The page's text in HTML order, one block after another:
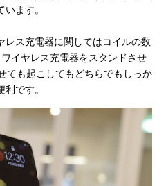
ます。
レス充電器に関してはコイルの数
イヤレス充電器をスタンドさせ
ても起こしてもどちらでもしっか
です。